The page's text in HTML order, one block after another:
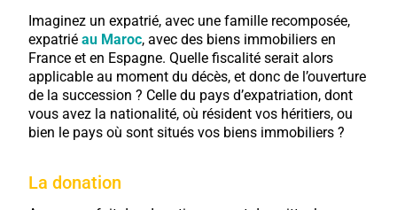
Imaginez un expatrié, avec une famille recomposée,
expatriéau Maroc, avec des biens immobiliers en
France et en Espagne. Quelle fiscalité serait alors
applicable au moment du décès, et donc de l’ouverture
de la succession ? Celle du pays d’expatriation, dont
vous avez la nationalité, où résident vos héritiers, ou
bien le pays où sont situés vos biens immobiliers ?
La donation